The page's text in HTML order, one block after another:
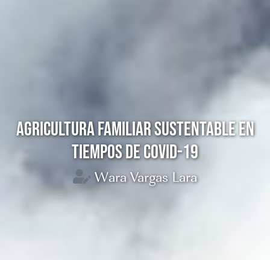
AGRICULTURA FAMILIAR SUSTENTABLE EN
TIEMPOS DE COVID-19
Wara Vargas Lara